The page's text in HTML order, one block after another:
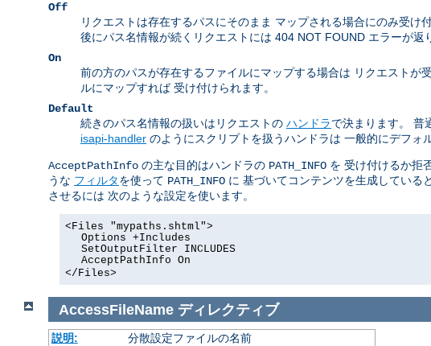
Off
リクエストは存在するパスにそのまま マップされる場合にのみ受け
後にパス名情報が続くリクエストには 404 NOT FOUND エラーが返
On
前の方のパスが存在するファイルにマップする場合は リクエストが
ルにマップすれば 受け付けられます。
Default
続きのパス名情報の扱いはリクエストの ハンドラで決まります。 普
isapi-handler のようにスクリプトを扱うハンドラは 一般的にデフォ
AcceptPathInfo の主な目的はハンドラの PATH_INFO を 受け付けるか拒
うな フィルタを使って PATH_INFO に 基づいてコンテンツを生成している
させるには 次のような設定を使います。
<Files "mypaths.shtml">
Options +Includes
SetOutputFilter INCLUDES
AcceptPathInfo On
</Files>
AccessFileName ディレクティブ
説明:
分散設定ファイルの名前